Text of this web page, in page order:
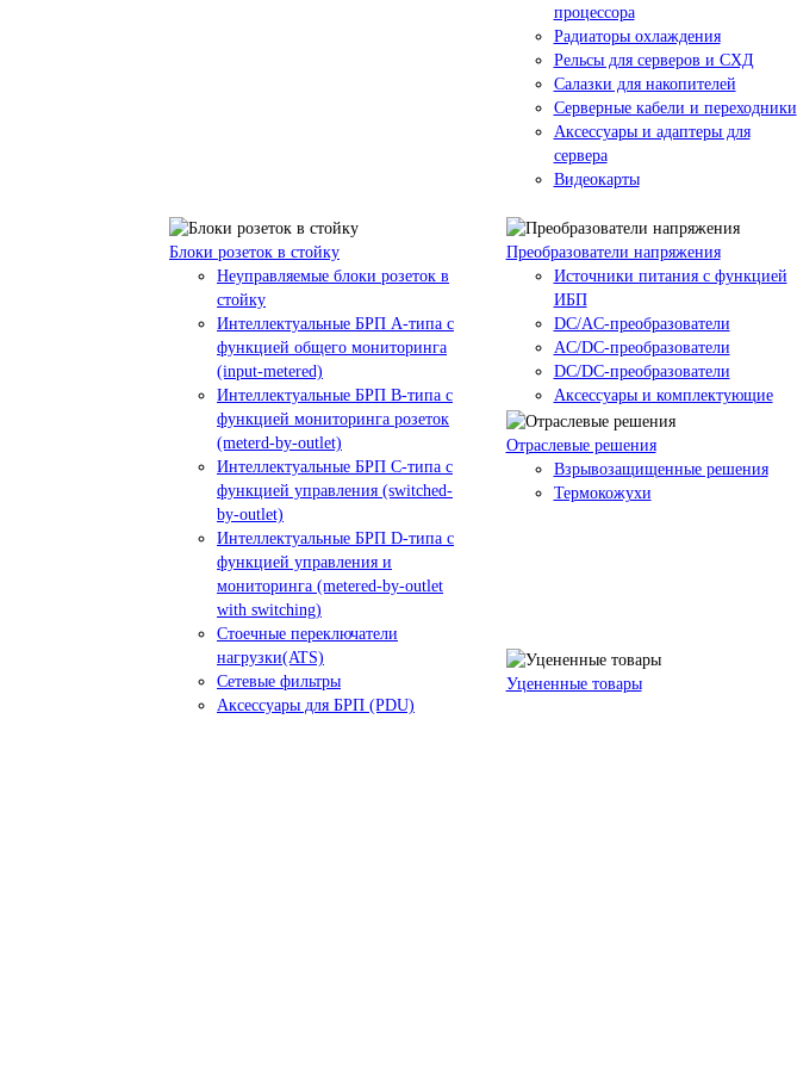
процессора
Радиаторы охлаждения
Рельсы для серверов и СХД
Салазки для накопителей
Серверные кабели и переходники
Аксессуары и адаптеры для
сервера
Видеокарты
Блоки розеток в стойку
Неуправляемые блоки розеток в
стойку
Интеллектуальные БРП А-типа с
функцией общего мониторинга
(input-metered)
Интеллектуальные БРП B-типа с
функцией мониторинга розеток
(meterd-by-outlet)
Интеллектуальные БРП C-типа с
функцией управления (switched-
by-outlet)
Интеллектуальные БРП D-типа с
функцией управления и
мониторинга (metered-by-outlet
with switching)
Стоечные переключатели
нагрузки(ATS)
Сетевые фильтры
Аксессуары для БРП (PDU)
Преобразователи напряжения
Источники питания c функцией
ИБП
DC/AC-преобразователи
AC/DC-преобразователи
DC/DC-преобразователи
Аксессуары и комплектующие
Отраслевые решения
Взрывозащищенные решения
Термокожухи
Уцененные товары